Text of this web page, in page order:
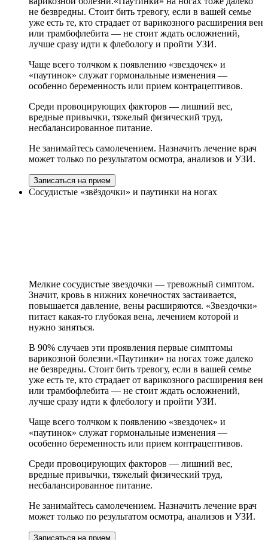
не безвредны. Стоит бить тревогу, если в вашей семье
уже есть те, кто страдает от варикозного расширения вен
или трамбофлебита — не стоит ждать осложнений,
лучше сразу идти к флебологу и пройти УЗИ.
Чаще всего толчком к появлению «звездочек» и
«паутинок» служат гормональные изменения —
особенно беременность или прием контрацептивов.
Среди провоцирующих факторов — лишний вес,
вредные привычки, тяжелый физический труд,
несбалансированное питание.
Не занимайтесь самолечением. Назначить лечение врач
может только по результатом осмотра, анализов и УЗИ.
Записаться на прием
Сосудистые «звёздочки» и паутинки на ногах
Мелкие сосудистые звездочки — тревожный симптом.
Значит, кровь в нижних конечностях застаивается,
повышается давление, вены расширяются. «Звездочки»
питает какая-то глубокая вена, лечением которой и
нужно заняться.
В 90% случаев эти проявления первые симптомы
варикозной болезни.«Паутинки» на ногах тоже далеко
не безвредны. Стоит бить тревогу, если в вашей семье
уже есть те, кто страдает от варикозного расширения вен
или трамбофлебита — не стоит ждать осложнений,
лучше сразу идти к флебологу и пройти УЗИ.
Чаще всего толчком к появлению «звездочек» и
«паутинок» служат гормональные изменения —
особенно беременность или прием контрацептивов.
Среди провоцирующих факторов — лишний вес,
вредные привычки, тяжелый физический труд,
несбалансированное питание.
Не занимайтесь самолечением. Назначить лечение врач
может только по результатом осмотра, анализов и УЗИ.
Записаться на прием